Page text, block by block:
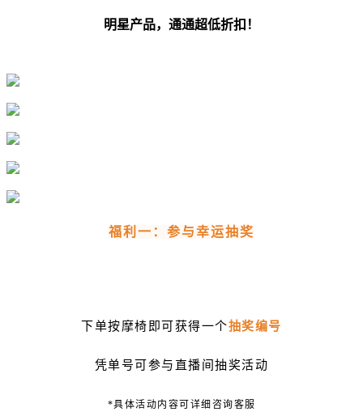
明星产品，通通超低折扣！
福利一：参与幸运抽奖
下单按摩椅即可获得一个抽奖编号
凭单号可参与直播间抽奖活动
*具体活动内容可详细咨询客服